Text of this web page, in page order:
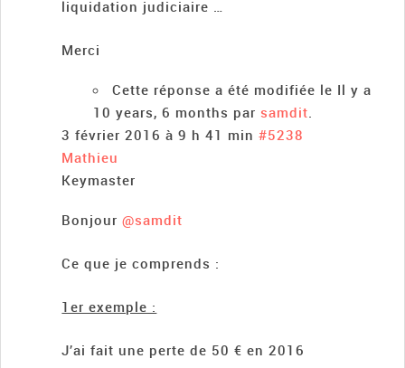
liquidation judiciaire …
Merci
Cette réponse a été modifiée le Il y a
10 years, 6 months par samdit.
3 février 2016 à 9 h 41 min #5238
Mathieu
Keymaster
Bonjour@samdit
Ce que je comprends :
1er exemple :
J’ai fait une perte de 50 € en 2016